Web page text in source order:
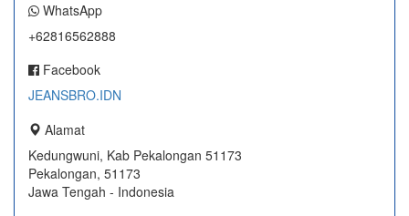
WhatsApp
+62816562888
Facebook
JEANSBRO.IDN
Alamat
Kedungwuni, Kab Pekalongan 51173
Pekalongan, 51173
Jawa Tengah - Indonesia